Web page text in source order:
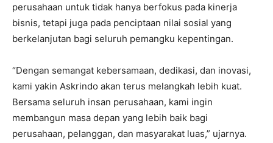
perusahaan untuk tidak hanya berfokus pada kinerja
bisnis, tetapi juga pada penciptaan nilai sosial yang
berkelanjutan bagi seluruh pemangku kepentingan.
“Dengan semangat kebersamaan, dedikasi, dan inovasi,
kami yakin Askrindo akan terus melangkah lebih kuat.
Bersama seluruh insan perusahaan, kami ingin
membangun masa depan yang lebih baik bagi
perusahaan, pelanggan, dan masyarakat luas,” ujarnya.